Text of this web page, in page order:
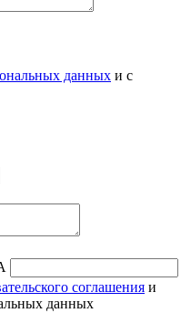
данных и с
соглашения и
данных